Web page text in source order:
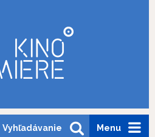
Menu
Vyhľadávanie